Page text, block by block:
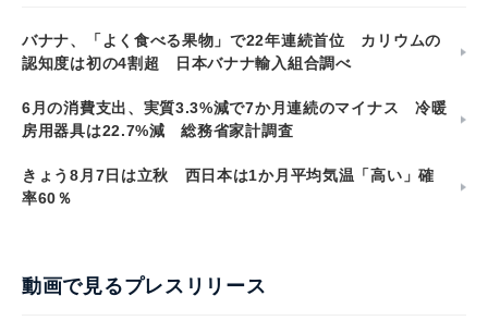
バナナ、「よく食べる果物」で22年連続首位 カリウムの
認知度は初の4割超 日本バナナ輸入組合調べ
6月の消費支出、実質3.3%減で7か月連続のマイナス 冷暖
房用器具は22.7%減 総務省家計調査
きょう8月7日は立秋 西日本は1か月平均気温「高い」確
率60％
動画で見るプレスリリース